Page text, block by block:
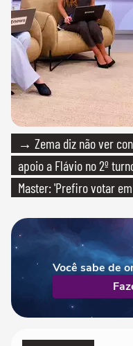
→ Zema diz não ver
apoio a Flávio no 2º
Master: 'Prefiro votar
Você sabe de